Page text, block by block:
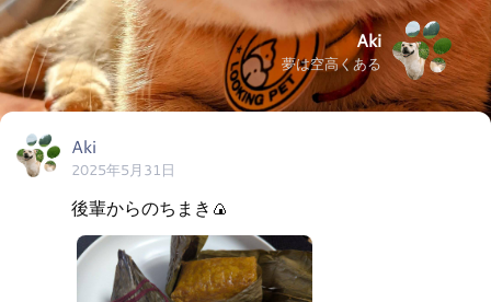
Aki
夢は空高くある
Aki
2025年5月31日
後輩からのちまき🍙